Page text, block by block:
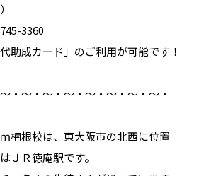
3360
助成カード」のご利用が可能です！
・～・～・～・～・～・～・～・
楠根校は、東大阪市の北西に位置
ＪＲ徳庵駅です。